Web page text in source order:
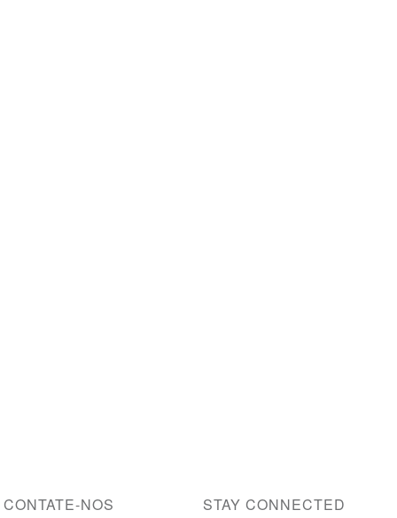
CONTATE-NOS STAY CONNECTED